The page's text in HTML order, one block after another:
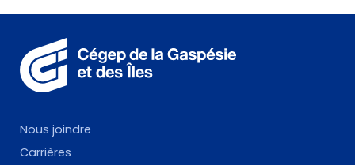
Nous joindre
Carrières